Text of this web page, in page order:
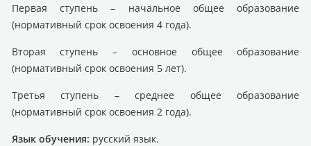
Первая ступень – начальное общее образование
(нормативный срок освоения 4 года).
Вторая ступень – основное общее образование
(нормативный срок освоения 5 лет).
Третья ступень – среднее общее образование
(нормативный срок освоения 2 года).
Язык обучения: русский язык.